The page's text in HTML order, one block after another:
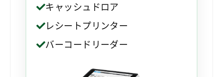
キャッシュドロア
レシートプリンター
バーコードリーダー